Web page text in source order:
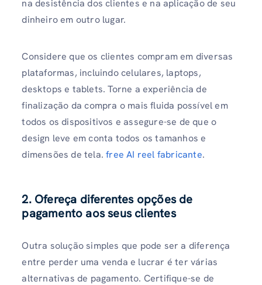
na desistência dos clientes e na aplicação de seu
dinheiro em outro lugar.
Considere que os clientes compram em diversas
plataformas, incluindo celulares, laptops,
desktops e tablets. Torne a experiência de
finalização da compra o mais fluida possível em
todos os dispositivos e assegure-se de que o
design leve em conta todos os tamanhos e
dimensões de tela.free AI reel fabricante.
2. Ofereça diferentes opções de
pagamento aos seus clientes
Outra solução simples que pode ser a diferença
entre perder uma venda e lucrar é ter várias
alternativas de pagamento. Certifique-se de